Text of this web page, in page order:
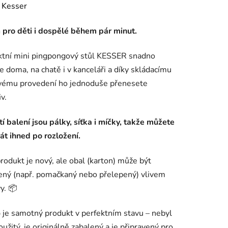
Kesser
pro děti i dospělé během pár minut.
mini pingpongový stůl KESSER snadno
doma, na chatě i v kanceláři a díky skládacímu
provedení ho jednoduše přenesete
balení jsou pálky, síťka i míčky, takže můžete
ihned po rozložení.
je nový, ale obal (karton) může být
(např. pomačkaný nebo přelepený) vlivem
📦
je samotný produkt v perfektním stavu – nebyl